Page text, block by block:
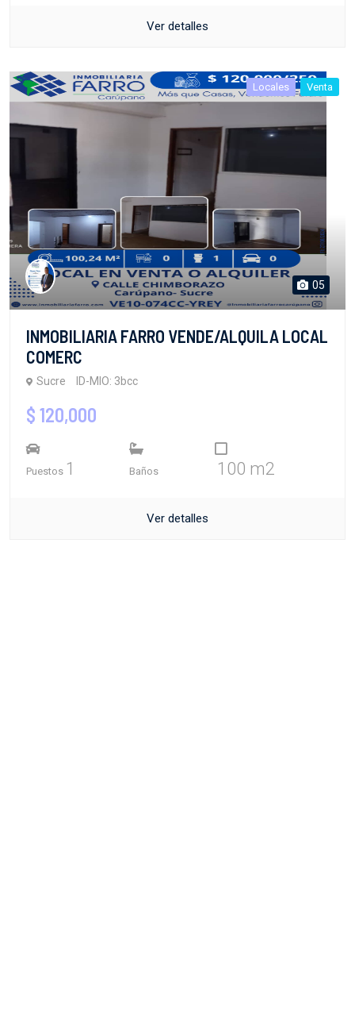
Ver detalles
Locales Venta
05
INMOBILIARIA FARRO VENDE/ALQUILA LOCAL
COMERC
Sucre ID-MIO: 3bcc
$ 120,000
Puestos 1 Baños 100 m2
Ver detalles